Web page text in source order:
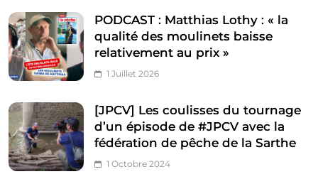
PODCAST : Matthias Lothy : « la
qualité des moulinets baisse
relativement au prix »
1 Juillet 2026
[JPCV] Les coulisses du tournage
d’un épisode de #JPCV avec la
fédération de pêche de la Sarthe
1 Octobre 2024